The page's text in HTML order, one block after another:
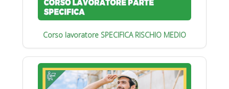
Corso lavoratore SPECIFICA RISCHIO MEDIO